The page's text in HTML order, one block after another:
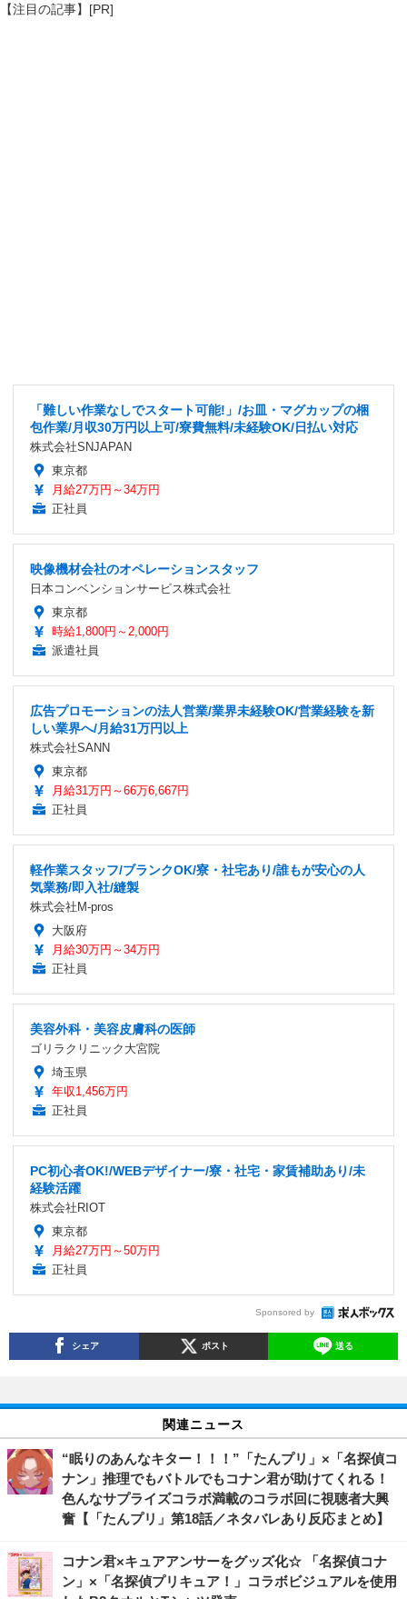
【注目の記事】[PR]
「難しい作業なしでスタート可能!」/お皿・マグカップの梱
包作業/月収30万円以上可/寮費無料/未経験OK/日払い対応
株式会社SNJAPAN
東京都
月給27万円～34万円
正社員
映像機材会社のオペレーションスタッフ
日本コンベンションサービス株式会社
東京都
時給1,800円～2,000円
派遣社員
広告プロモーションの法人営業/業界未経験OK/営業経験を新
しい業界へ/月給31万円以上
株式会社SANN
東京都
月給31万円～66万6,667円
正社員
軽作業スタッフ/ブランクOK/寮・社宅あり/誰もが安心の人
気業務/即入社/縫製
株式会社M-pros
大阪府
月給30万円～34万円
正社員
美容外科・美容皮膚科の医師
ゴリラクリニック大宮院
埼玉県
年収1,456万円
正社員
PC初心者OK!/WEBデザイナー/寮・社宅・家賃補助あり/未
経験活躍
株式会社RIOT
東京都
月給27万円～50万円
正社員
Sponsored by
シェア ポスト 送る
関連ニュース
“眠りのあんなキター！！！”「たんプリ」×「名探偵コ
ナン」推理でもバトルでもコナン君が助けてくれる！
色んなサプライズコラボ満載のコラボ回に視聴者大興
奮【「たんプリ」第18話／ネタバレあり反応まとめ】
コナン君×キュアアンサーをグッズ化☆ 「名探偵コナ
ン」×「名探偵プリキュア！」コラボビジュアルを使用